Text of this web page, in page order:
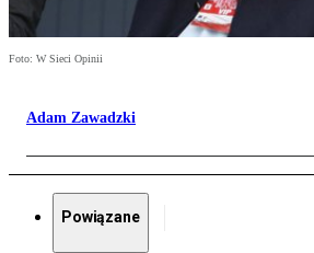
Foto: W Sieci Opinii
Adam Zawadzki
Powiązane